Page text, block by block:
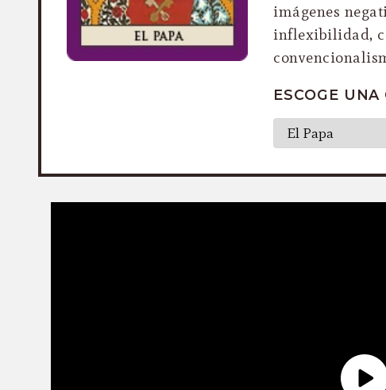
imágenes
inflexibilidad,
ESCOGE UNA